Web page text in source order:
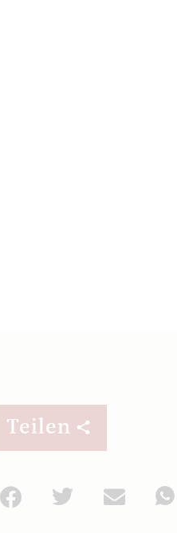
Teilen
Facebook
Twitter Mail